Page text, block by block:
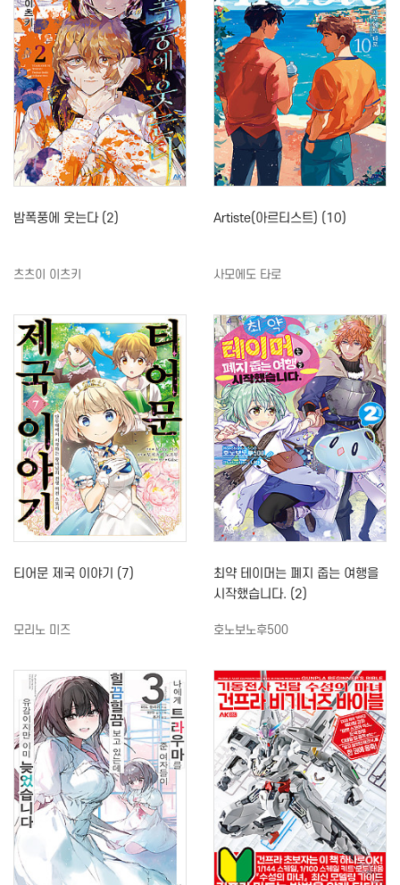
밤폭풍에 웃는다 (2)
츠츠이 이츠키
Artiste(아르티스트) (10)
사모에도 타로
티어문 제국 이야기 (7)
모리노 미즈
최약 테이머는 폐지 줍는 여행을
시작했습니다. (2)
호노보노후500